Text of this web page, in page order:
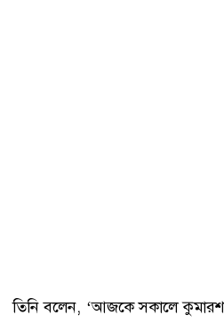
তিনি বলেন, ‘আজকে সকালে